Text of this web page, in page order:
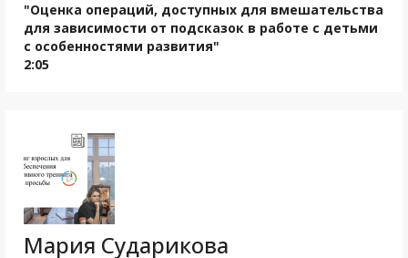
"Оценка операций, доступных для вмешательства
для зависимости от подсказок в работе с детьми
с особенностями развития"
2:05
Мария Сударикова